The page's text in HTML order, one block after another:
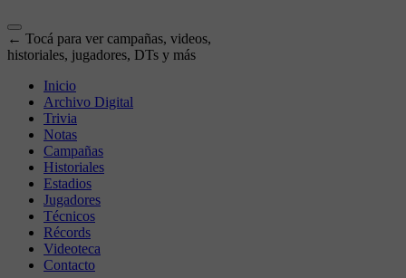
← Tocá para ver campañas, videos,
historiales, jugadores, DTs y más
Inicio
Archivo Digital
Trivia
Notas
Campañas
Historiales
Estadios
Jugadores
Técnicos
Récords
Videoteca
Contacto